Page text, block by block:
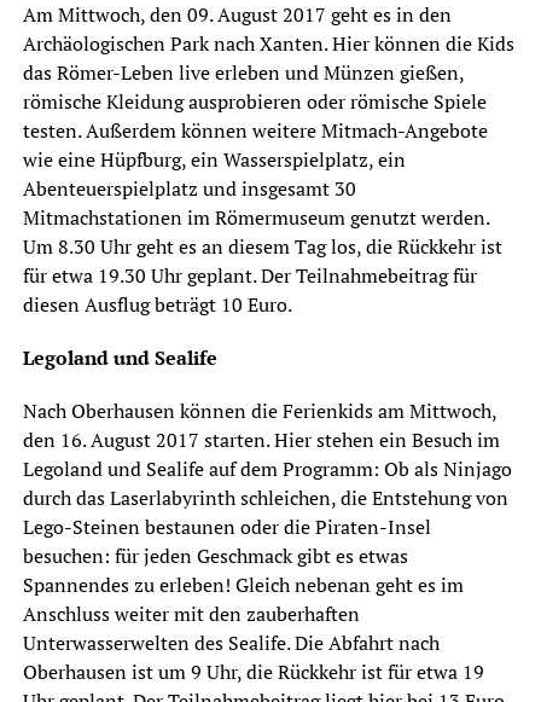
Am Mittwoch, den 09. August 2017 geht es in den
Archäologischen Park nach Xanten. Hier können die Kids
das Römer-Leben live erleben und Münzen gießen,
römische Kleidung ausprobieren oder römische Spiele
testen. Außerdem können weitere Mitmach-Angebote
wie eine Hüpfburg, ein Wasserspielplatz, ein
Abenteuerspielplatz und insgesamt 30
Mitmachstationen im Römermuseum genutzt werden.
Um 8.30 Uhr geht es an diesem Tag los, die Rückkehr ist
für etwa 19.30 Uhr geplant. Der Teilnahmebeitrag für
diesen Ausflug beträgt 10 Euro.
Legoland und Sealife
Nach Oberhausen können die Ferienkids am Mittwoch,
den 16. August 2017 starten. Hier stehen ein Besuch im
Legoland und Sealife auf dem Programm: Ob als Ninjago
durch das Laserlabyrinth schleichen, die Entstehung von
Lego-Steinen bestaunen oder die Piraten-Insel
besuchen: für jeden Geschmack gibt es etwas
Spannendes zu erleben! Gleich nebenan geht es im
Anschluss weiter mit den zauberhaften
Unterwasserwelten des Sealife. Die Abfahrt nach
Oberhausen ist um 9 Uhr, die Rückkehr ist für etwa 19